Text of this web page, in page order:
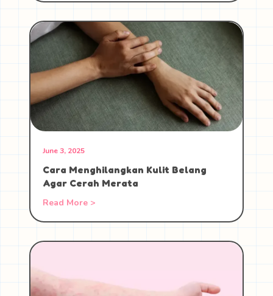
June 3, 2025
Cara Menghilangkan Kulit Belang
Agar Cerah Merata
Read More >